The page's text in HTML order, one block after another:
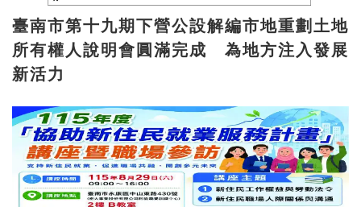
臺南市第十九期下營公設解編市地重劃土地
所有權人說明會圓滿完成 為地方注入發展
新活力